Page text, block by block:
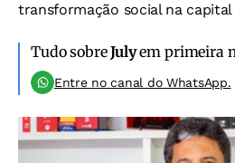
transformação social na
Tudo sobreJulyem primeira
Entre no canal do WhatsApp.